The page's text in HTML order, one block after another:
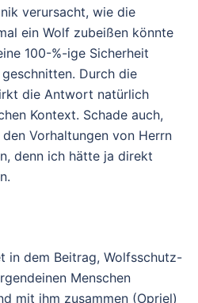
verursacht, wie die
ein Wolf zubeißen könnte
100-%-ige Sicherheit
Durch die
die Antwort natürlich
Kontext. Schade auch,
Vorhaltungen von Herrn
denn ich hätte ja direkt
in dem Beitrag, Wolfsschutz-
Menschen
mit ihm zusammen (Opriel)